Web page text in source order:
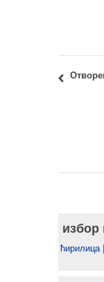
избор
ћирилица|